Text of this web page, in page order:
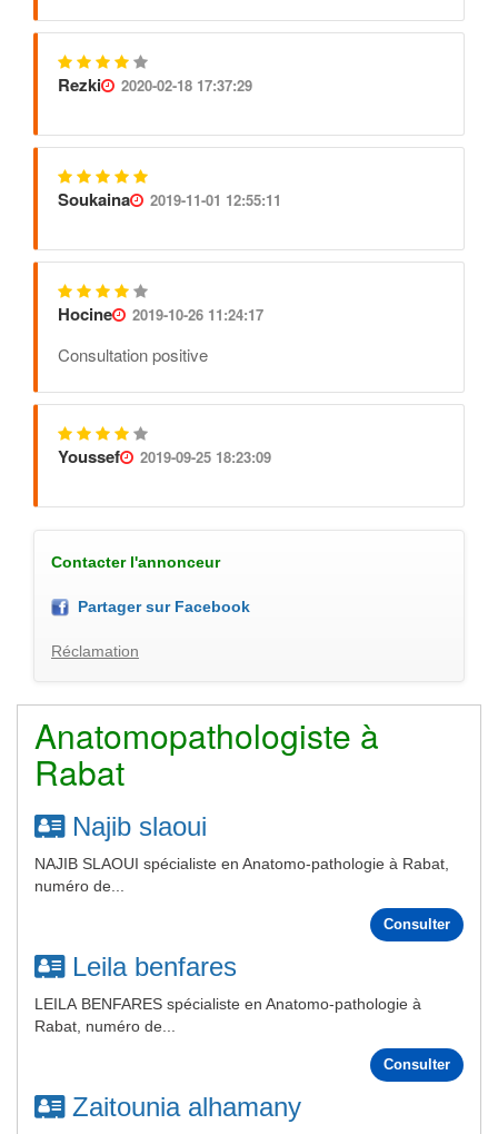
Rezki 2020-02-18 17:37:29
Soukaina 2019-11-01 12:55:11
Hocine 2019-10-26 11:24:17
Consultation positive
Youssef 2019-09-25 18:23:09
Contacter l'annonceur
Partager sur Facebook
Réclamation
Anatomopathologiste à
Rabat
Najib slaoui
NAJIB SLAOUI spécialiste en Anatomo-pathologie à Rabat,
numéro de...
Consulter
Leila benfares
LEILA BENFARES spécialiste en Anatomo-pathologie à
Rabat, numéro de...
Consulter
Zaitounia alhamany